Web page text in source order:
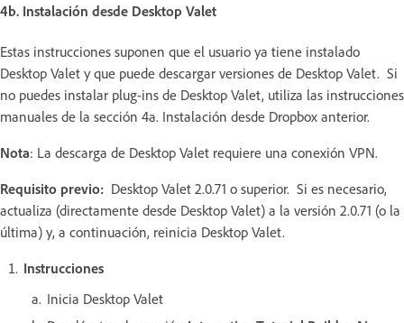
4b. Instalación desde Desktop Valet
Estas instrucciones suponen que el usuario ya tiene instalado
Desktop Valet y que puede descargar versiones de Desktop Valet. Si
no puedes instalar plug-ins de Desktop Valet, utiliza las instrucciones
manuales de la sección 4a. Instalación desde Dropbox anterior.
Nota: La descarga de Desktop Valet requiere una conexión VPN.
Requisito previo: Desktop Valet 2.0.71 o superior. Si es necesario,
actualiza (directamente desde Desktop Valet) a la versión 2.0.71 (o la
última) y, a continuación, reinicia Desktop Valet.
Instrucciones
Inicia Desktop Valet